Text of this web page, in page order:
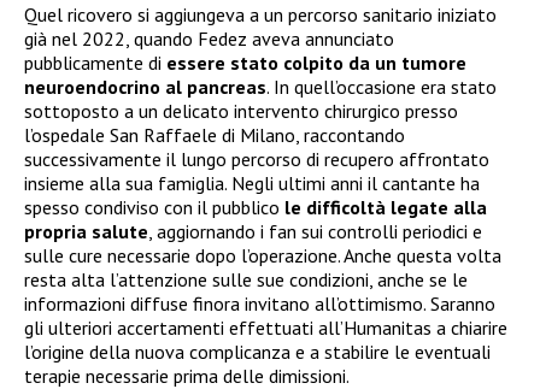
Quel ricovero si aggiungeva a un percorso sanitario iniziato
già nel 2022, quando Fedez aveva annunciato
pubblicamente di essere stato colpito da un tumore
neuroendocrino al pancreas. In quell’occasione era stato
sottoposto a un delicato intervento chirurgico presso
l’ospedale San Raffaele di Milano, raccontando
successivamente il lungo percorso di recupero affrontato
insieme alla sua famiglia. Negli ultimi anni il cantante ha
spesso condiviso con il pubblico le difficoltà legate alla
propria salute , aggiornando i fan sui controlli periodici e
sulle cure necessarie dopo l’operazione. Anche questa volta
resta alta l’attenzione sulle sue condizioni, anche se le
informazioni diffuse finora invitano all’ottimismo. Saranno
gli ulteriori accertamenti effettuati all’Humanitas a chiarire
l’origine della nuova complicanza e a stabilire le eventuali
terapie necessarie prima delle dimissioni.